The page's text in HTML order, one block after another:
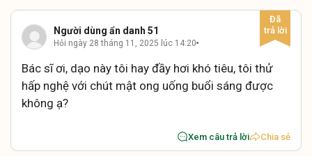
Người dùng ẩn danh 51
Hỏi ngày 28 tháng 11, 2025 lúc 14:20
Bác sĩ ơi, dạo này tôi hay đầy hơi khó tiêu, tôi thử
hấp nghệ với chút mật ong uống buổi sáng được
không ạ?
Xem câu trả lời Chia sẻ